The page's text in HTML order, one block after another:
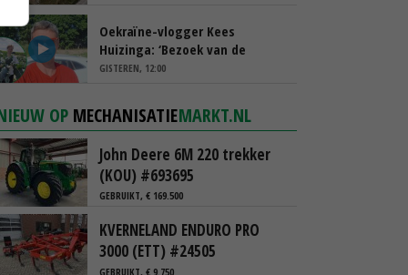
Oekraïne-vlogger Kees
Huizinga: ‘Bezoek van de
ambassade mag zelf groente
GISTEREN, 12:00
OP MECHANISATIEMARKT.NL
John Deere 6M 220 trekker
(KOU) #693695
GEBRUIKT, € 169.500
KVERNELAND ENDURO PRO
3000 (ETT) #24505
GEBRUIKT, € 9.750